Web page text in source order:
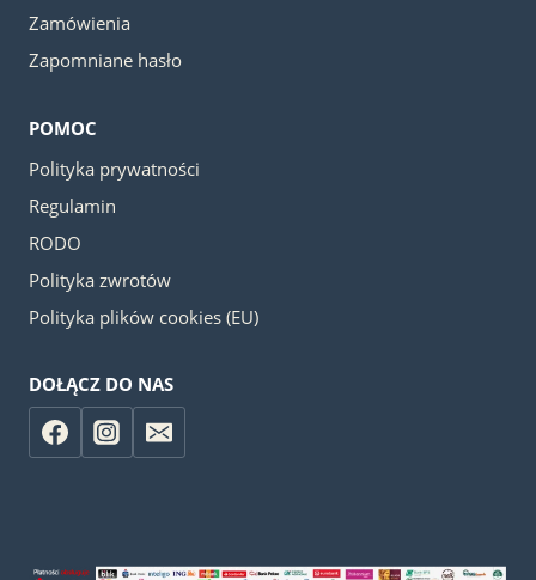
Zamówienia
Zapomniane hasło
POMOC
Polityka prywatności
Regulamin
RODO
Polityka zwrotów
Polityka plików cookies (EU)
DOŁĄCZ DO NAS